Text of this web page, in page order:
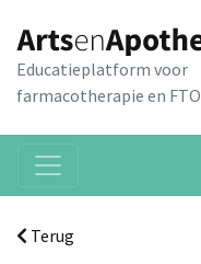
Educatieplatform voor
farmacotherapie en FTO
Terug